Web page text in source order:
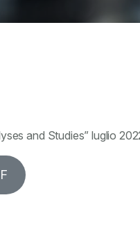
and Studies” luglio